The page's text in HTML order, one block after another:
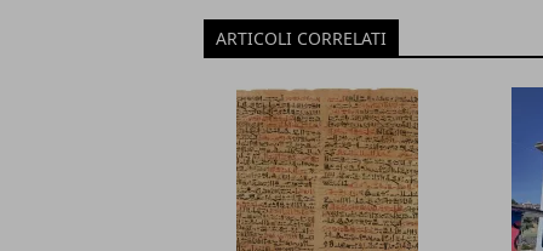
ARTICOLI CORRELATI